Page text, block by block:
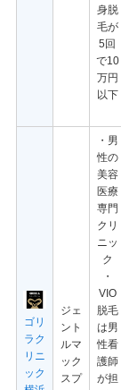
身脱
毛が
5回
で10
万円
以下
ゴリ
ラク
リニ
ック
ジェ
ント
ルマ
ック
スプ
・男
性の
美容
医療
専門
クリ
ニッ
ク
・
VIO
脱毛
は男
性看
護師
が担